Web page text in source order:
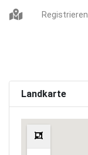
Registrieren
Landkarte